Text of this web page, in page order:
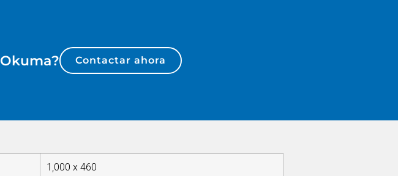
Okuma? Contactar ahora
1,000 x 460